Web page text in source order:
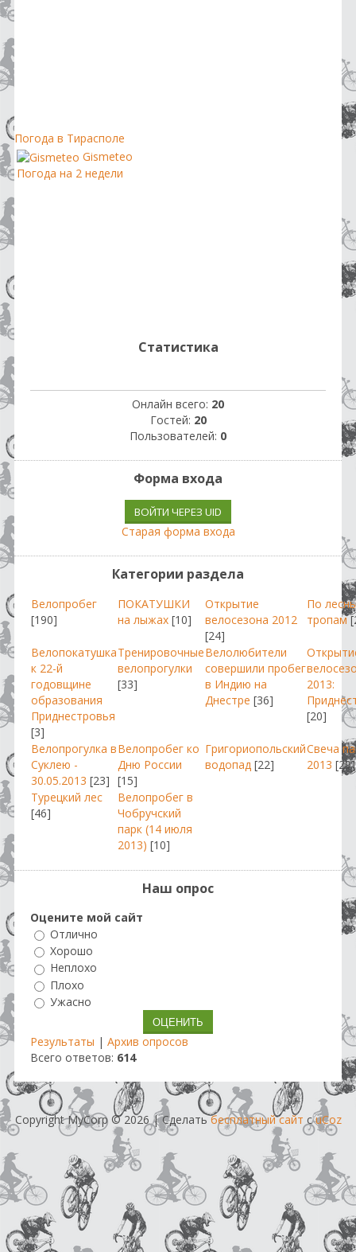
Погода в Тирасполе
Gismeteo
Погода на 2 недели
Статистика
Онлайн всего: 20
Гостей: 20
Пользователей: 0
Форма входа
ВОЙТИ ЧЕРЕЗ UID
Старая форма входа
Категории раздела
Велопробег
[190]
ПОКАТУШКИ
на лыжах [10]
Открытие
велосезона 2012
[24]
По
тропам
Велопокатушка
к 22-й
годовщине
образования
Приднестровья
[3]
Тренировочные
велопрогулки
[33]
Велолюбители
совершили пробег
в Индию на
Днестре [36]
2013:
[20]
Велопрогулка в
Суклею -
30.05.2013 [23]
Велопробег ко
Дню России
[15]
Григориопольский
водопад [22]
Свеча
2013 [29]
Турецкий лес
[46]
Велопробег в
Чобручский
парк (14 июля
2013) [10]
Наш опрос
Оцените мой сайт
Отлично
Хорошо
Неплохо
Плохо
Ужасно
Результаты | Архив опросов
Всего ответов: 614
Copyright MyCorp © 2026|Сделатьбесплатный сайт сuCoz